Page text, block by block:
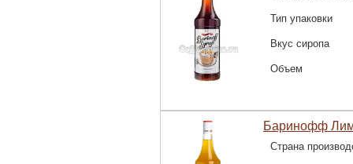
Тип упаковки
Вкус сиропа
Объем
Баринофф
Страна